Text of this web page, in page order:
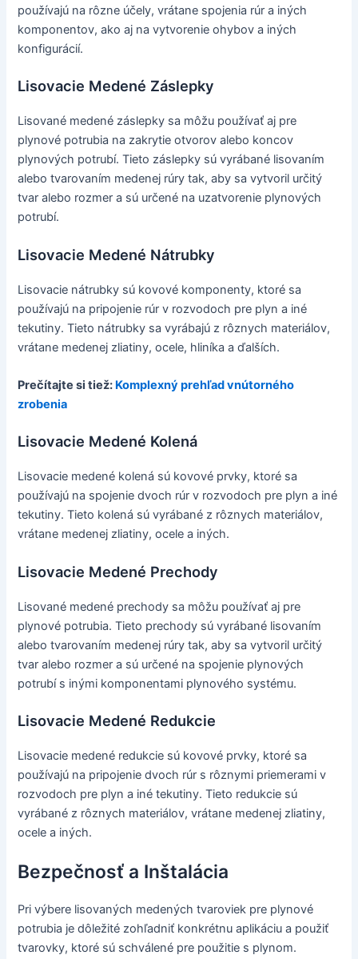
používajú na rôzne účely, vrátane spojenia rúr a iných
komponentov, ako aj na vytvorenie ohybov a iných
konfigurácií.
Lisovacie Medené Záslepky
Lisované medené záslepky sa môžu používať aj pre
plynové potrubia na zakrytie otvorov alebo koncov
plynových potrubí. Tieto záslepky sú vyrábané lisovaním
alebo tvarovaním medenej rúry tak, aby sa vytvoril určitý
tvar alebo rozmer a sú určené na uzatvorenie plynových
potrubí.
Lisovacie Medené Nátrubky
Lisovacie nátrubky sú kovové komponenty, ktoré sa
používajú na pripojenie rúr v rozvodoch pre plyn a iné
tekutiny. Tieto nátrubky sa vyrábajú z rôznych materiálov,
vrátane medenej zliatiny, ocele, hliníka a ďalších.
Prečítajte si tiež: Komplexný prehľad vnútorného
zrobenia
Lisovacie Medené Kolená
Lisovacie medené kolená sú kovové prvky, ktoré sa
používajú na spojenie dvoch rúr v rozvodoch pre plyn a iné
tekutiny. Tieto kolená sú vyrábané z rôznych materiálov,
vrátane medenej zliatiny, ocele a iných.
Lisovacie Medené Prechody
Lisované medené prechody sa môžu používať aj pre
plynové potrubia. Tieto prechody sú vyrábané lisovaním
alebo tvarovaním medenej rúry tak, aby sa vytvoril určitý
tvar alebo rozmer a sú určené na spojenie plynových
potrubí s inými komponentami plynového systému.
Lisovacie Medené Redukcie
Lisovacie medené redukcie sú kovové prvky, ktoré sa
používajú na pripojenie dvoch rúr s rôznymi priemerami v
rozvodoch pre plyn a iné tekutiny. Tieto redukcie sú
vyrábané z rôznych materiálov, vrátane medenej zliatiny,
ocele a iných.
Bezpečnosť a Inštalácia
Pri výbere lisovaných medených tvaroviek pre plynové
potrubia je dôležité zohľadniť konkrétnu aplikáciu a použiť
tvarovky, ktoré sú schválené pre použitie s plynom.